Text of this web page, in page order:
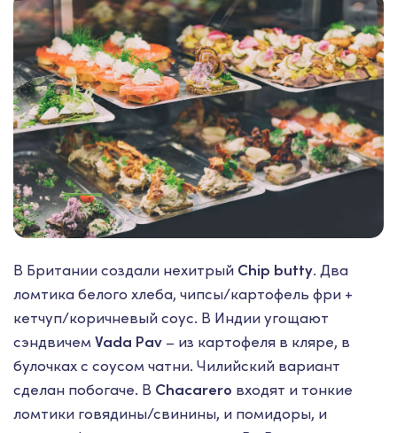
В Британии создали нехитрый Chip butty. Два
ломтика белого хлеба, чипсы/картофель фри +
кетчуп/коричневый соус. В Индии угощают
сэндвичемVada Pav – из картофеля в кляре, в
булочках с соусом чатни. Чилийский вариант
сделан побогаче. В Chacarero входят и тонкие
ломтики говядины/свинины, и помидоры, и